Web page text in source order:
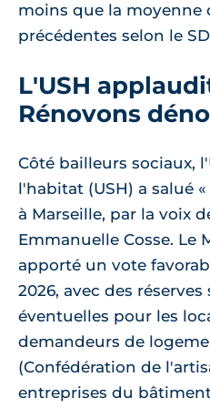
moins que la moyenne
précédentes selon le
L'USH
Rénovons
Côté bailleurs sociaux,
l'habitat (USH) a salué
à Marseille, par la voix
Emmanuelle Cosse. Le
apporté un vote
2026, avec des
éventuelles pour les
demandeurs de
(Confédération de
entreprises du